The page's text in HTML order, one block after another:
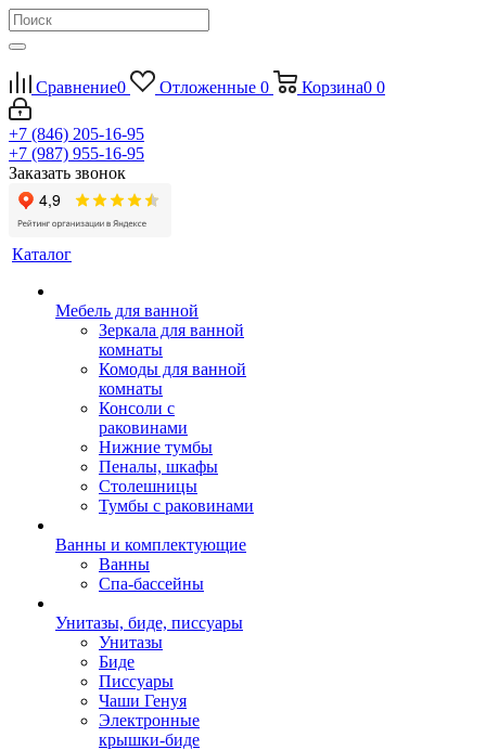
Сравнение0 Отложенные 0 Корзина0 0
+7 (846) 205-16-95
+7 (987) 955-16-95
Заказать звонок
Каталог
Мебель для ванной
Зеркала для ванной
комнаты
Комоды для ванной
комнаты
Консоли с
раковинами
Нижние тумбы
Пеналы, шкафы
Столешницы
Тумбы с раковинами
Ванны и комплектующие
Ванны
Спа-бассейны
Унитазы, биде, писсуары
Унитазы
Биде
Писсуары
Чаши Генуя
Электронные
крышки-биде